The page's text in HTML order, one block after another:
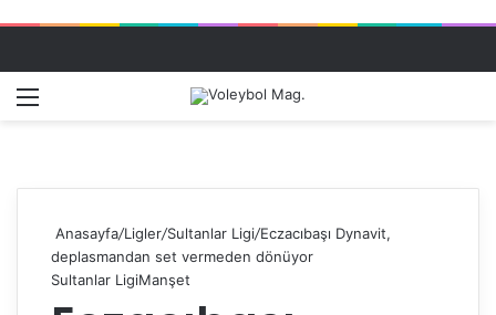
Anasayfa/Ligler/Sultanlar Ligi/Eczacıbaşı Dynavit,
deplasmandan set vermeden dönüyor
Sultanlar LigiManşet